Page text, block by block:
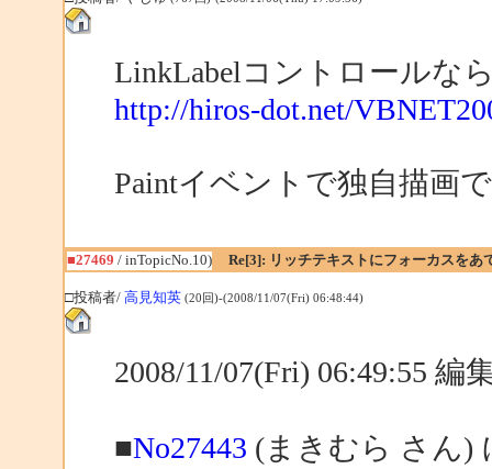
LinkLabelコントロールな
http://hiros-dot.net/
Paintイベントで独自描画
■27469 / inTopicNo.10) Re[3]: リッチテキストにフォーカスをあ
□投稿者/ 高見知英 (20回)-(2008/11/07(Fri) 06:48:44)
2008/11/07(Fri) 06:49:55 編
■No27443 (まきむら さん)